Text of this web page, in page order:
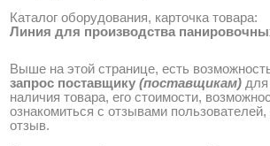
Каталог оборудования, карточка товара:
Линия для производства
Выше на этой странице, есть
запрос поставщику (поставщикам) для
наличия товара, его стоимости,
ознакомиться с отзывами пользователей,
отзыв.